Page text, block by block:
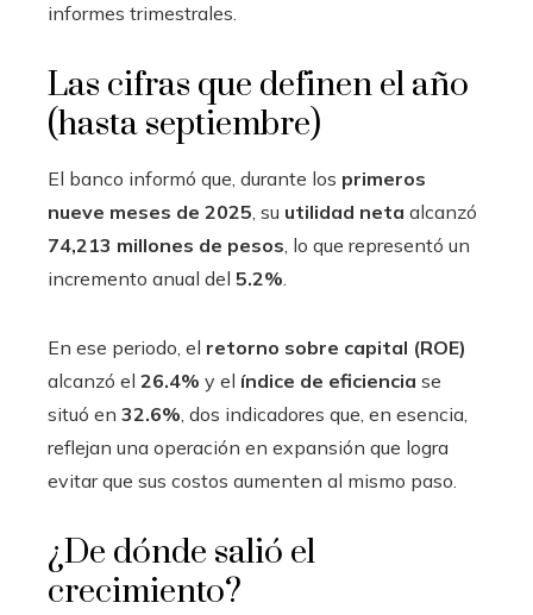
informes trimestrales.
Las cifras que definen el año
(hasta septiembre)
El banco informó que, durante los primeros
nueve meses de 2025, su utilidad neta alcanzó
74,213 millones de pesos, lo que representó un
incremento anual del 5.2%.
En ese periodo, el retorno sobre capital (ROE)
alcanzó el 26.4% y el índice de eficiencia se
situó en 32.6%, dos indicadores que, en esencia,
reflejan una operación en expansión que logra
evitar que sus costos aumenten al mismo paso.
¿De dónde salió el
crecimiento?